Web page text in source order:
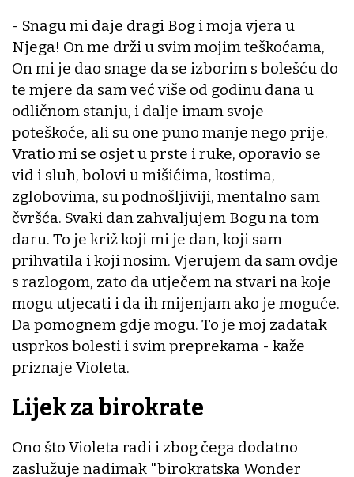
- Snagu mi daje dragi Bog i moja vjera u
Njega! On me drži u svim mojim teškoćama,
On mi je dao snage da se izborim s bolešću do
te mjere da sam već više od godinu dana u
odličnom stanju, i dalje imam svoje
poteškoće, ali su one puno manje nego prije.
Vratio mi se osjet u prste i ruke, oporavio se
vid i sluh, bolovi u mišićima, kostima,
zglobovima, su podnošljiviji, mentalno sam
čvršća. Svaki dan zahvaljujem Bogu na tom
daru. To je križ koji mi je dan, koji sam
prihvatila i koji nosim. Vjerujem da sam ovdje
s razlogom, zato da utječem na stvari na koje
mogu utjecati i da ih mijenjam ako je moguće.
Da pomognem gdje mogu. To je moj zadatak
usprkos bolesti i svim preprekama - kaže
priznaje Violeta.
Lijek za birokrate
Ono što Violeta radi i zbog čega dodatno
zaslužuje nadimak "birokratska Wonder